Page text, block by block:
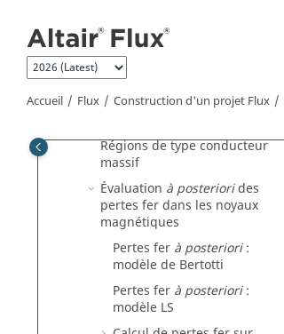
Accueil Flux Construction d'un projet Flux
Noyaux magnétiques dans Flux
Régions magnétiques non
conductrices
Régions magnétiques
Régions de type conducteur
massif
Évaluation à posteriorides
pertes fer dans les noyaux
magnétiques
Pertes fer à posteriori:
modèle de Bertotti
Pertes fer à posteriori:
modèle LS